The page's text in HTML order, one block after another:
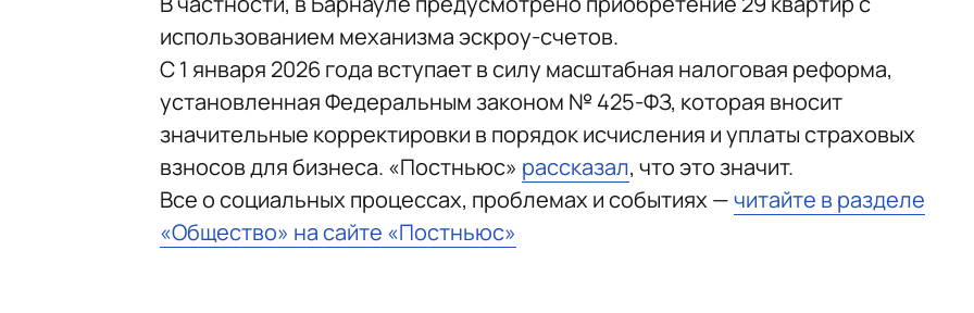
использованием механизма эскроу-счетов.
С 1 января 2026 года вступает в силу масштабная налоговая реформа,
установленная Федеральным законом № 425-ФЗ, которая вносит
значительные корректировки в порядок исчисления и уплаты страховых
взносов для бизнеса. «Постньюс» рассказал, что это значит.
Все о социальных процессах, проблемах и событиях —читайте в разделе
«Общество» на сайте «Постньюс»